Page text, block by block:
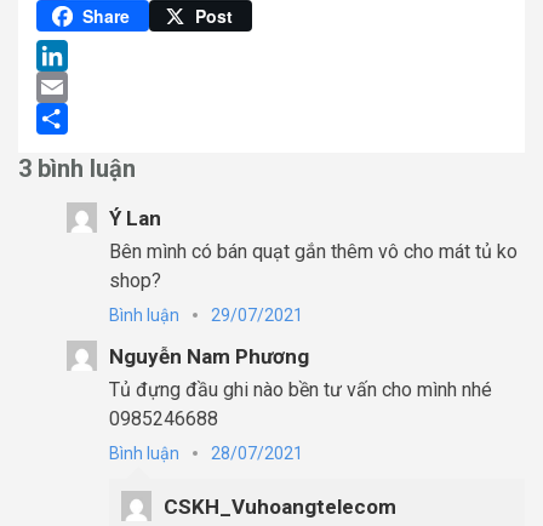
Pinterest
Share Post
LinkedIn
Email
3 bình luận
Ý Lan
Bên mình có bán quạt gắn thêm vô cho mát tủ ko
shop?
Bình luận 29/07/2021
Nguyễn Nam Phương
Tủ đựng đầu ghi nào bền tư vấn cho mình nhé
0985246688
Bình luận 28/07/2021
CSKH_Vuhoangtelecom